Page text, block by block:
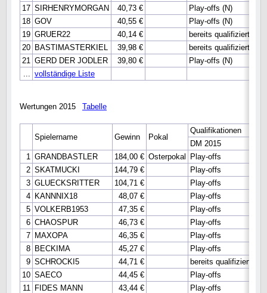
17 SIRHENRYMORGAN 40,73 €
Play-offs (N)
18 GOV 40,55 €
Play-offs (N)
19 GRUER22 40,14 €
bereits qualifiziert
20 BASTIMASTERKIEL 39,98 €
bereits qualifiziert
21 GERD DER JODLER 39,80 €
Play-offs (N)
... vollständige Liste
Wertungen 2015 Tabelle
Spielername Gewinn Pokal
Qualifikationen
DM 2015
1 GRANDBASTLER 184,00 € Osterpokal Play-offs
2 SKATMUCKI 144,79 € Play-offs
3 GLUECKSRITTER 104,71 € Play-offs
4 KANNNIX18 48,07 € Play-offs
5 VOLKERB1953 47,35 € Play-offs
6 CHAOSPUR 46,73 € Play-offs
7 MAXOPA 46,35 €
Play-offs
8 BECKIMA 45,27 €
Play-offs
9 SCHROCKI5 44,71 €
bereits qualifiziert
10 SAECO 44,45 €
Play-offs
11 FIDES MANN 43,44 €
Play-offs